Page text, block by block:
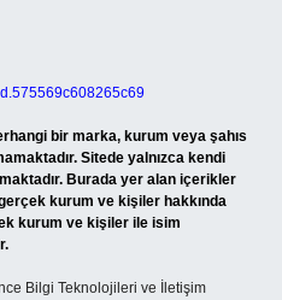
bir marka, kurum veya şahıs
Sitede yalnızca kendi
Burada yer alan içerikler
kurum ve kişiler hakkında
kurum ve kişiler ile isim
Bilgi Teknolojileri ve İletişim